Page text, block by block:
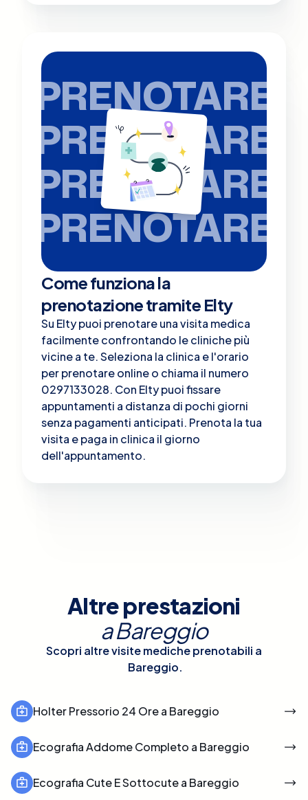
PRENOTARE
PRENOTARE
PRENOTARE
PRENOTARE
Come funziona la
prenotazione tramite Elty
Su Elty puoi prenotare una visita medica
facilmente confrontando le cliniche più
vicine a te. Seleziona la clinica e l'orario
per prenotare online o chiama il numero
0297133028. Con Elty puoi fissare
appuntamenti a distanza di pochi giorni
senza pagamenti anticipati. Prenota la tua
visita e paga in clinica il giorno
dell'appuntamento.
Altre prestazioni
aBareggio
Scopri altre visite mediche prenotabili a
Bareggio.
Holter Pressorio 24 Ore a Bareggio
Ecografia Addome Completo a Bareggio
Ecografia Cute E Sottocute a Bareggio